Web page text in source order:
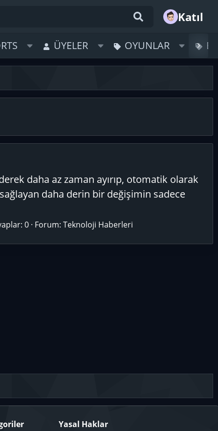
Katıl
ÜYELER OYUNLAR
daha az zaman ayırıp, otomatik olarak
daha derin bir değişimin sadece
0 Forum: Teknoloji Haberleri
Yasal Haklar